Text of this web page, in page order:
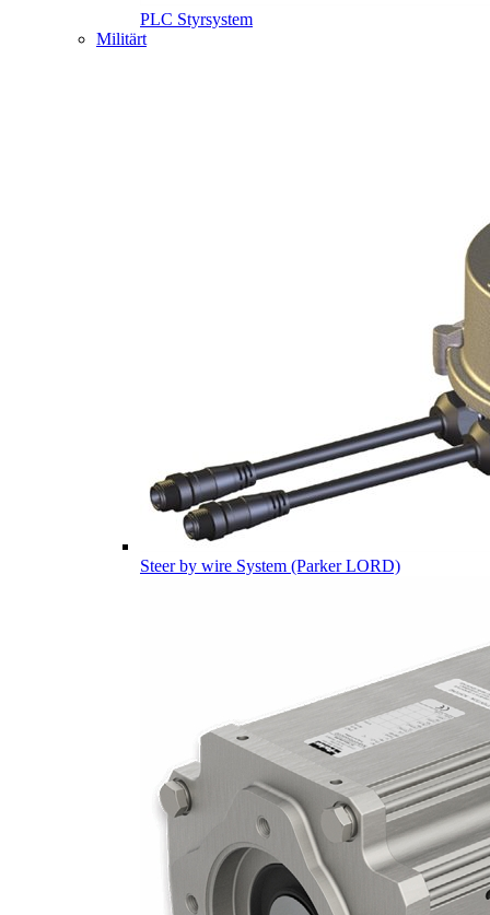
PLC Styrsystem
Militärt
Steer by wire System (Parker LORD)